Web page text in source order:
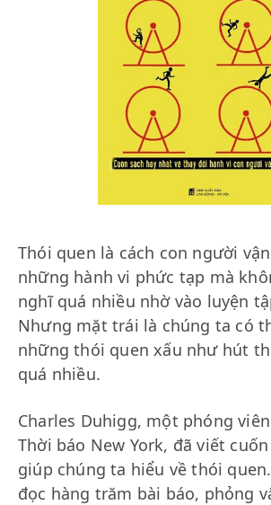
Thói quen là cách con người
những hành vi phức tạp mà
nghĩ quá nhiều nhờ vào luyện
Nhưng mặt trái là chúng ta có
những thói quen xấu như hút
quá nhiều.
Charles Duhigg, một phóng
Thời báo New York, đã viết
giúp chúng ta hiểu về thói
đọc hàng trăm bài báo, phỏng